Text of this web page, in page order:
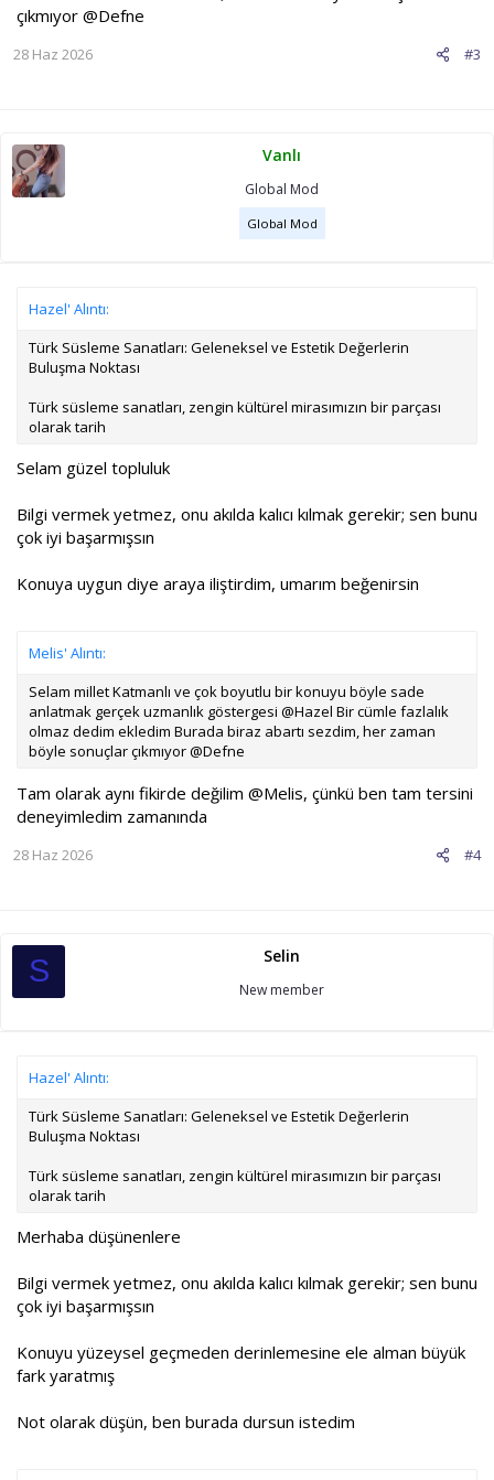
çıkmıyor @Defne
#3
28 Haz 2026
Vanlı
Global Mod
Global Mod
Hazel' Alıntı:
Türk Süsleme Sanatları: Geleneksel ve Estetik Değerlerin
Buluşma Noktası
Türk süsleme sanatları, zengin kültürel mirasımızın bir parçası
olarak tarih
Selam güzel topluluk
Bilgi vermek yetmez, onu akılda kalıcı kılmak gerekir; sen bunu
çok iyi başarmışsın
Konuya uygun diye araya iliştirdim, umarım beğenirsin
Melis' Alıntı:
Selam millet Katmanlı ve çok boyutlu bir konuyu böyle sade
anlatmak gerçek uzmanlık göstergesi @Hazel Bir cümle fazlalık
olmaz dedim ekledim Burada biraz abartı sezdim, her zaman
böyle sonuçlar çıkmıyor @Defne
Tam olarak aynı fikirde değilim @Melis, çünkü ben tam tersini
deneyimledim zamanında
#4
28 Haz 2026
S Selin
New member
Hazel' Alıntı:
Türk Süsleme Sanatları: Geleneksel ve Estetik Değerlerin
Buluşma Noktası
Türk süsleme sanatları, zengin kültürel mirasımızın bir parçası
olarak tarih
Merhaba düşünenlere
Bilgi vermek yetmez, onu akılda kalıcı kılmak gerekir; sen bunu
çok iyi başarmışsın
Konuyu yüzeysel geçmeden derinlemesine ele alman büyük
fark yaratmış
Not olarak düşün, ben burada dursun istedim